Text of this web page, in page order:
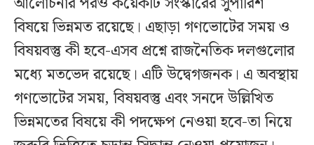
বিষয়ে ভিন্নমত রয়েছে। এছাড়া গণভোটের সময় ও
বিষয়বস্তু কী হবে-এসব প্রশ্নে রাজনৈতিক দলগুলোর
মধ্যে মতভেদ রয়েছে। এটি উদ্বেগজনক। এ অবস্থায়
গণভোটের সময়, বিষয়বস্তু এবং সনদে উল্লিখিত
ভিন্নমতের বিষয়ে কী পদক্ষেপ নেওয়া হবে-তা নিয়ে